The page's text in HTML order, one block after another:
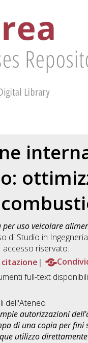
uso veicolare
di Studio in
accesso riservato.
citazione
full-text
dell'Ateneo
autorizzazioni
di una copia per
utilizzo